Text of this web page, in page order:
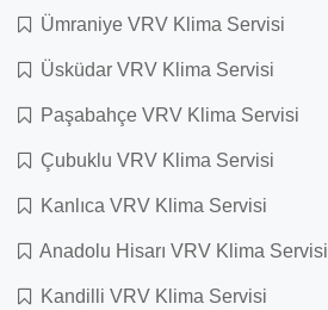
Ümraniye VRV Klima Servisi
Üsküdar VRV Klima Servisi
Paşabahçe VRV Klima Servisi
Çubuklu VRV Klima Servisi
Kanlıca VRV Klima Servisi
Anadolu Hisarı VRV Klima Servisi
Kandilli VRV Klima Servisi